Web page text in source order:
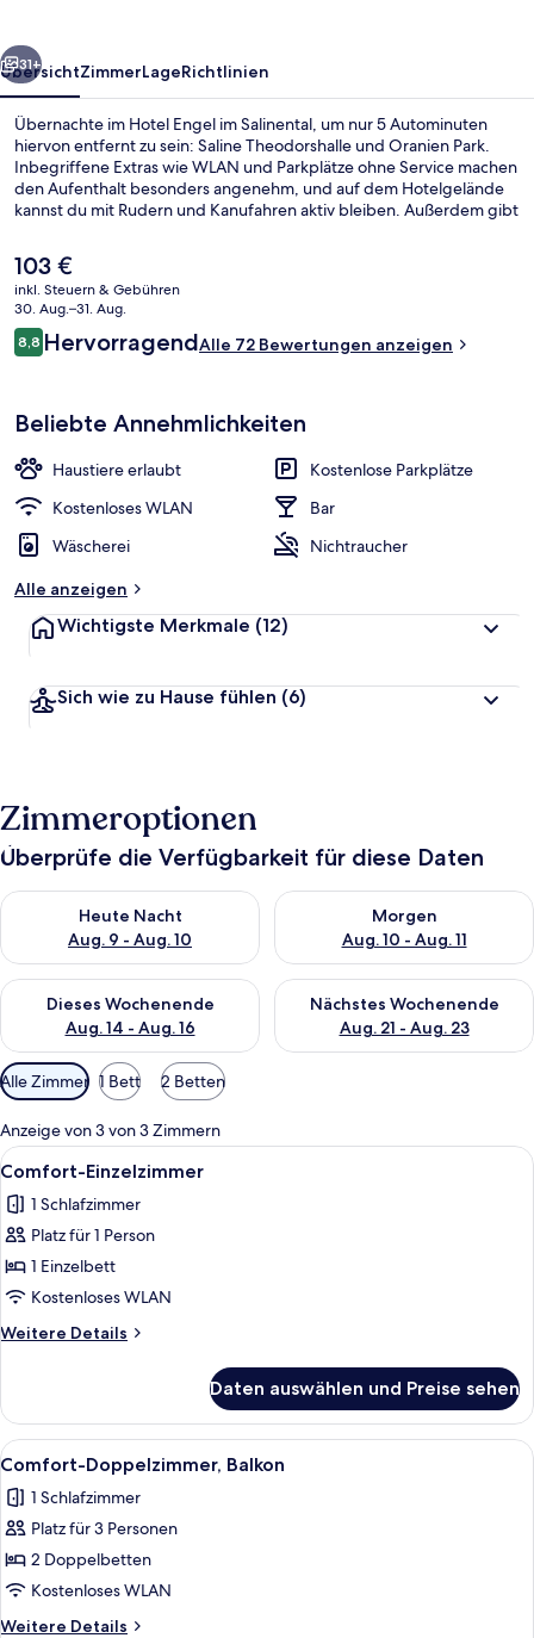
Weiter
31+
ÜbersichtZimmerLageRichtlinien
Übernachte im Hotel Engel im Salinental, um nur 5 Autominuten
hiervon entfernt zu sein: Saline Theodorshalle und Oranien Park.
Inbegriffene Extras wie WLAN und Parkplätze ohne Service machen
den Aufenthalt besonders angenehm, und auf dem Hotelgelände
kannst du mit Rudern und Kanufahren aktiv bleiben. Außerdem gibt
Der
aktuelle
Preis
beträgt
103 €.
103 €
inkl. Steuern & Gebühren
30. Aug.–31. Aug.
Bewertungen
8,88,8 von 10.
HervorragendAlle 72 Bewertungen anzeigen
Beliebte Annehmlichkeiten
Haustiere erlaubt
Kostenlose Parkplätze
Kostenloses WLAN
Bar
Wäscherei
Nichtraucher
Alle anzeigen
Wichtigste Merkmale (12)
Sich wie zu Hause fühlen (6)
Zimmeroptionen
Überprüfe die Verfügbarkeit für diese Daten
Heute Nacht
Aug. 9 - Aug. 10
Überprüfe die Verfügbarkeit für heute Nacht, Aug. 9 - Aug.
Morgen
Aug. 10 - Aug. 11
Überprüfe die Verfügbarkeit
Dieses Wochenende
Aug. 14 - Aug. 16
Überprüfe die Verfügbarkeit für dieses Wochenende, Aug. 14
Nächstes Wochenende
Aug. 21 - Aug. 23
Überprüfe die Verfügbarkeit
Verfügbare
Filter
für
Zimmer
Alle Zimmer 1 Bett 2 Betten
Anzeige von 3 von 3 Zimmern
Alle
Fotos
für
Comfort-
Einzelzimmer
anzeigen
Ein ordentlich bezogenes Bett mit
3
Comfort-Einzelzimmer
1 Schlafzimmer
Platz für 1 Person
1 Einzelbett
Kostenloses WLAN
Weitere Details
Weitere
Einzelzimmer
Daten auswählen und Preise sehen
Alle
Fotos
für
Comfort-
Doppelzimmer,
Balkon
anzeigen
Ein Hotelzimmer mit Doppelbett,
5
Comfort-Doppelzimmer, Balkon
1 Schlafzimmer
Platz für 3 Personen
2 Doppelbetten
Kostenloses WLAN
Weitere Details
Weitere